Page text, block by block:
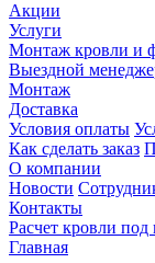
Акции
Услуги
Монтаж кровли и
Выездной
Монтаж
Доставка
Условия оплаты
Как сделать заказ
О компании
Новости
Контакты
Расчет кровли под
Главная